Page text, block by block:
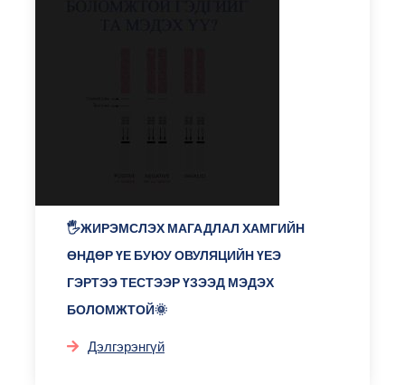
🖐ЖИРЭМСЛЭХ МАГАДЛАЛ ХАМГИЙН
ӨНДӨР ҮЕ БУЮУ ОВУЛЯЦИЙН ҮЕЭ
ГЭРТЭЭ ТЕСТЭЭР ҮЗЭЭД МЭДЭХ
БОЛОМЖТОЙ🌞
Дэлгэрэнгүй